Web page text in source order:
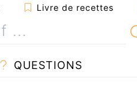
Livre de recettes
QUESTIONS